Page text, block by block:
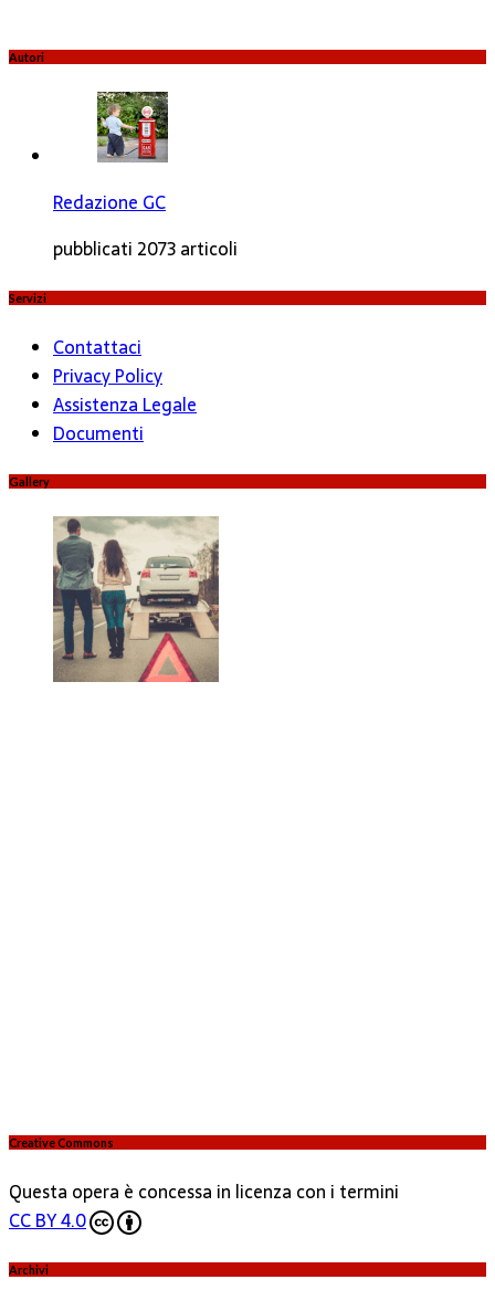
Autori
Redazione GC
pubblicati 2073 articoli
Servizi
Contattaci
Privacy Policy
Assistenza Legale
Documenti
Gallery
Creative Commons
Questa opera è concessa in licenza con i termini
CC BY 4.0
Archivi